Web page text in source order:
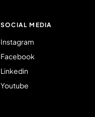
SOCIAL MEDIA
Instagram
Facebook
Linkedin
Youtube